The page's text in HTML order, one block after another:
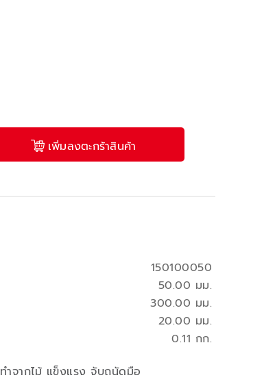
เพิ่มลงตะกร้าสินค้า
จากไม้ แข็งแรง จับถนัดมือ
20.00 มม.
150100050
0.11 กก.
50.00 มม.
300.00 มม.